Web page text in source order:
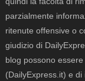
parzialmente
ritenute offensive o
giudizio di
blog possono
(DailyExpress.it) e